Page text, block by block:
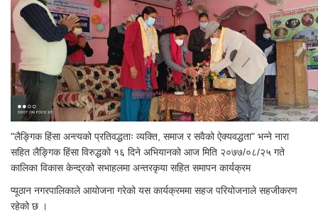
"लैङ्गिक हिंसा अन्त्यको प्रतिवद्धताः व्यक्ति, समाज र सवैको ऐक्यवद्धता" भन्ने नारा
सहित लैङ्गिक हिंसा विरुद्धको १६ दिने अभियानको आज मिति २०७७/०८/२५ गते
कालिका विकास केन्द्रको सभाहलमा अन्तरकृया सहित समापन कार्यक्रम
प्यूठान नगरपालिकाले आयोजना गरेको यस कार्यक्रममा सहज परियोजनाले सहजीकरण
रहेको छ ।